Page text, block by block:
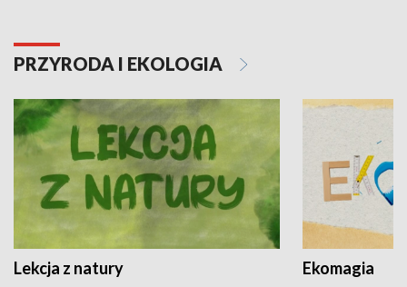
PRZYRODA I EKOLOGIA
Lekcja z natury Ekomagia